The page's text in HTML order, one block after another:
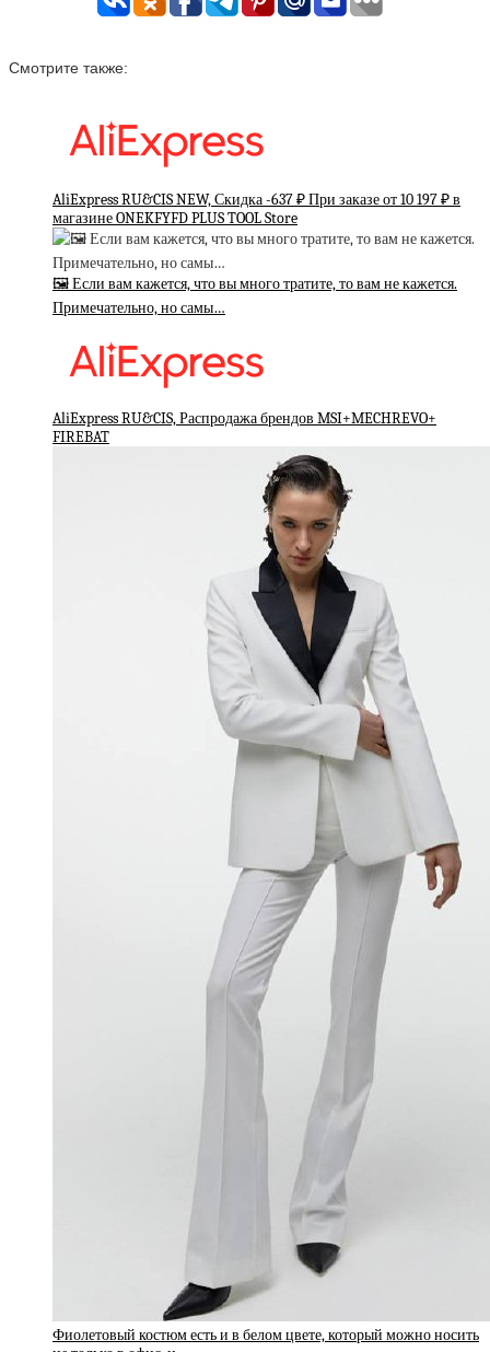
Смотрите также:
AliExpress RU&CIS NEW, Скидка -637 ₽ При заказе от 10 197 ₽ в
магазине ONEKFYFD PLUS TOOL Store
🖼 Если вам кажется, что вы много тратите, то вам не кажется.
Примечательно, но самы…
AliExpress RU&CIS, Распродажа брендов MSI+MECHREVO+
FIREBAT
Фиолетовый костюм есть и в белом цвете, который можно носить